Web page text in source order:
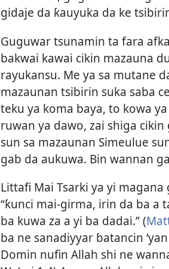
gidaje da ƙauyuka da ke
Guguwar tsunamin ta fara
bakwai kawai cikin mazauna
rayukansu. Me ya sa mutane
mazaunan tsibirin suka saba
teku ya koma baya, to kowa
ruwan ya dawo, zai shiga
sun sa mazaunan Simeulue
gab da aukuwa. Bin wannan
Littafi Mai Tsarki ya yi
“ƙunci mai-girma, irin da ba a
ba kuwa za a yi ba dadai.” (
ba ne sanadiyyar ɓatancin
Domin nufin Allah shi ne